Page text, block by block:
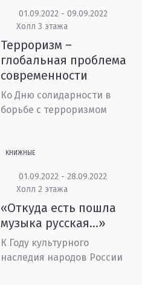
01.09.2022 - 09.09.2022
Холл 3 этажа
Терроризм –
глобальная проблема
современности
Ко Дню солидарности в
борьбе с терроризмом
КНИЖНЫЕ
01.09.2022 - 28.09.2022
Холл 2 этажа
«Откуда есть пошла
музыка русская…»
К Году культурного
наследия народов России